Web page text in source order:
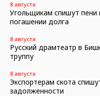
8 августа
Угольщикам спишут
погашении долга
8 августа
Русский драмтеатр в
труппу
8 августа
Экспортерам скота
задолженности